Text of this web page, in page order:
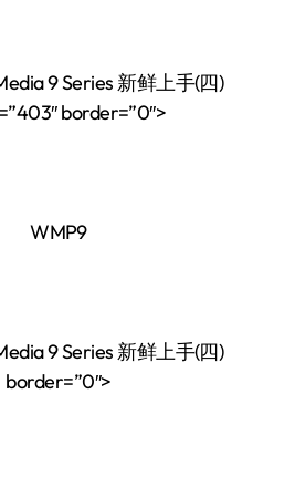
border=”0″>
WMP9
border=”0″>